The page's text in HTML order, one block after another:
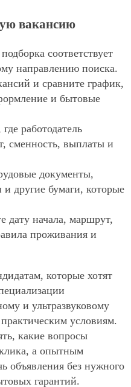
вакансию
соответствует
направлению поиска.
и сравните график,
и бытовые
работодатель
сменность, выплаты и
документы,
и другие бумаги, которые
дату начала, маршрут,
проживания и
которые хотят
и ультразвуковому
условиям.
какие вопросы
а опытным
объявления без нужного
гарантий.